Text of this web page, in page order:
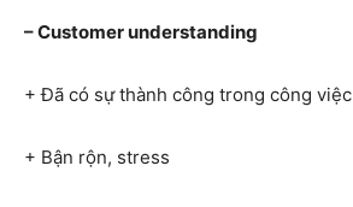
– Customer understanding
+ Đã có sự thành công trong công việc
+ Bận rộn, stress